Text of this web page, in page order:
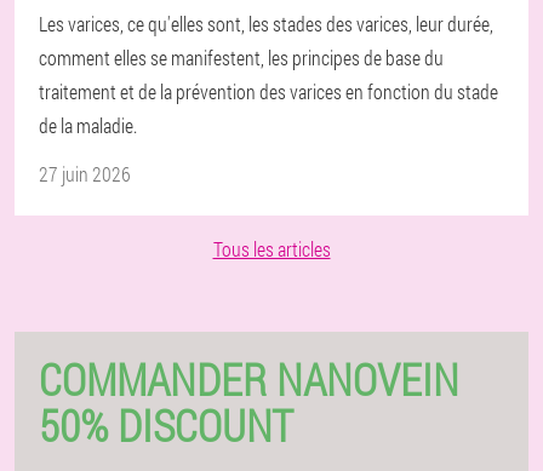
Les varices, ce qu'elles sont, les stades des varices, leur durée,
comment elles se manifestent, les principes de base du
traitement et de la prévention des varices en fonction du stade
de la maladie.
27 juin 2026
Tous les articles
COMMANDER NANOVEIN
50% DISCOUNT